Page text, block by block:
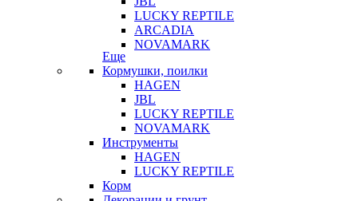
LUCKY REPTILE
ARCADIA
NOVAMARK
Еще
Кормушки, поилки
HAGEN
JBL
LUCKY REPTILE
NOVAMARK
Инструменты
HAGEN
LUCKY REPTILE
Корм